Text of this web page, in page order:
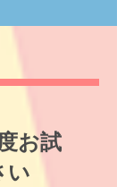
お試
い